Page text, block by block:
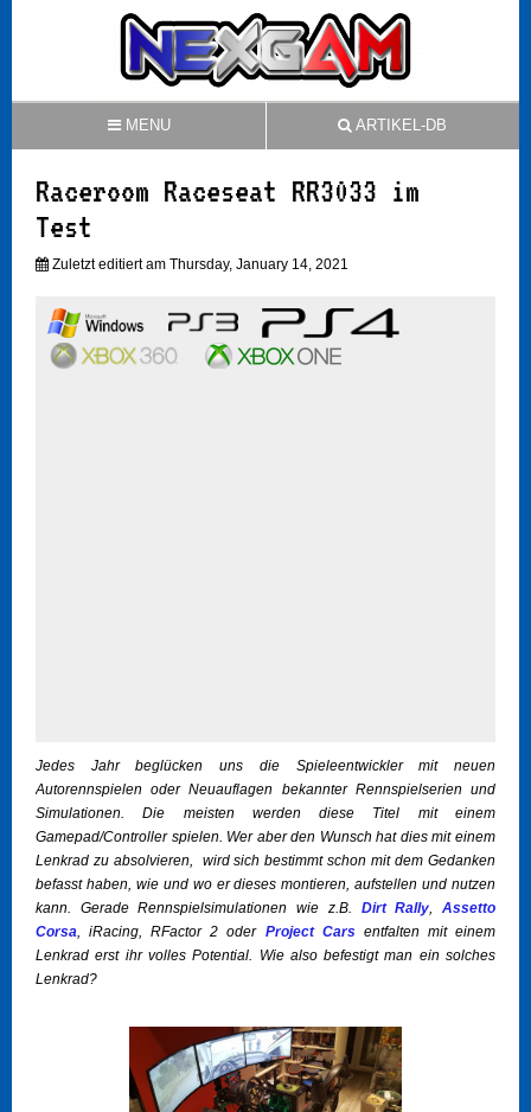
MENU ARTIKEL-DB
Raceroom Raceseat RR3033 im
Test
Zuletzt editiert am Thursday, January 14, 2021
Jedes Jahr beglücken uns die Spieleentwickler mit neuen
Autorennspielen oder Neuauflagen bekannter Rennspielserien und
Simulationen. Die meisten werden diese Titel mit einem
Gamepad/Controller spielen. Wer aber den Wunsch hat dies mit einem
Lenkrad zu absolvieren, wird sich bestimmt schon mit dem Gedanken
befasst haben, wie und wo er dieses montieren, aufstellen und nutzen
kann. Gerade Rennspielsimulationen wie z.B. Dirt Rally,Assetto
Corsa, iRacing, RFactor 2 oder Project Carsentfalten mit einem
Lenkrad erst ihr volles Potential. Wie also befestigt man ein solches
Lenkrad?